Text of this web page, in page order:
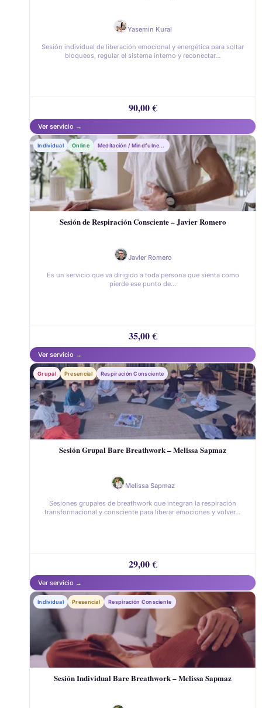
Yasemin Kural
90,00€
Sesión individual de liberación emocional y energética para soltar
bloqueos, regular el sistema interno y reconectar…
Individual Online Meditación / Mindfulness
Sesión de Respiración Consciente – Javier Romero
Javier Romero
35,00€
Es un servicio que va dirigido a toda persona que sienta como
pierde ese punto de…
Grupal Presencial Respiración Consciente
Sesión Grupal Bare Breathwork – Melissa Sapmaz
Melissa Sapmaz
29,00€
Sesiones grupales de breathwork que integran la respiración
transformacional y consciente para liberar emociones y volver…
Individual Presencial Respiración Consciente
Sesión Individual Bare Breathwork – Melissa Sapmaz